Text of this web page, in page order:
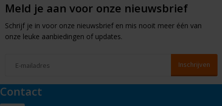
Meld je aan voor onze nieuwsbrief
Schrijf je in voor onze nieuwsbrief en mis nooit meer één van
onze leuke aanbiedingen of updates.
Contact